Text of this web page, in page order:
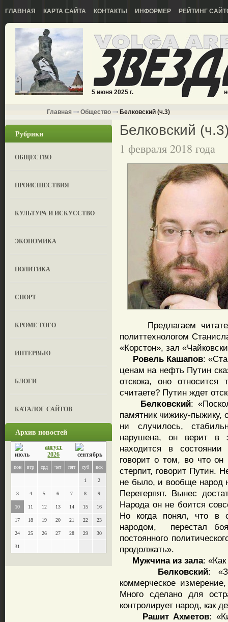
ГЛАВНАЯ КАРТА САЙТА КОНТАКТЫ ИНФОРМЕР РЕЙТИНГ
5 июня 2025 г.
Главная Общество Белковский (ч.3)
Рубрики
ОБЩЕСТВО
ПРОИСШЕСТВИЯ
КУЛЬТУРА И ИСКУССТВО
ЭКОНОМИКА
ПОЛИТИКА
СПОРТ
КРОМЕ ТОГО
ИНТЕРВЬЮ
БЛОГИ
КАТАЛОГ САЙТОВ
Архив новостей
август
2026
пон втр срд чет пят суб вск
1 2
3 4 5 6 7 8 9
10 11 12 13 14 15 16
17 18 19 20 21 22 23
24 25 26 27 28 29 30
31
Белковский
1 февраля 2018 года
Предлагаем
политтехнологом
«Корстон», зал
Ровель Кашапов:
ценам на нефть Путин
отскока, оно
считаете? Путин ждет
Белковский:
памятник чижику-пыжику,
ни случилось,
нарушена, он верит в
находится в
говорит о том, во что
стерпит, говорит Путин.
не было, и вообще народ
Перетерпят. Вынес
Народа он не боится
Но когда понял, что в
народом, перестал
постоянного
продолжать».
Мужчина из зала:
Белковский:
коммерческое
Много сделано для
контролирует народ, как
РашитАхметов: